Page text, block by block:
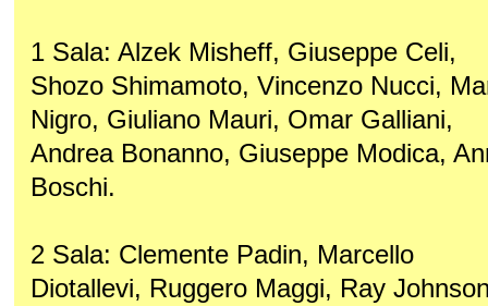
1 Sala: Alzek Misheff, Giuseppe Celi,
Shozo Shimamoto, Vincenzo Nucci,
Nigro, Giuliano Mauri, Omar Galliani,
Andrea Bonanno, Giuseppe Modica,
Boschi.
2 Sala: Clemente Padin, Marcello
Diotallevi, Ruggero Maggi, Ray